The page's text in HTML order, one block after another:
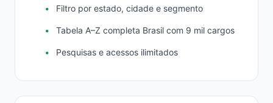
Filtro por estado, cidade e segmento
Tabela A–Z completa Brasil com 9 mil cargos
Pesquisas e acessos ilimitados